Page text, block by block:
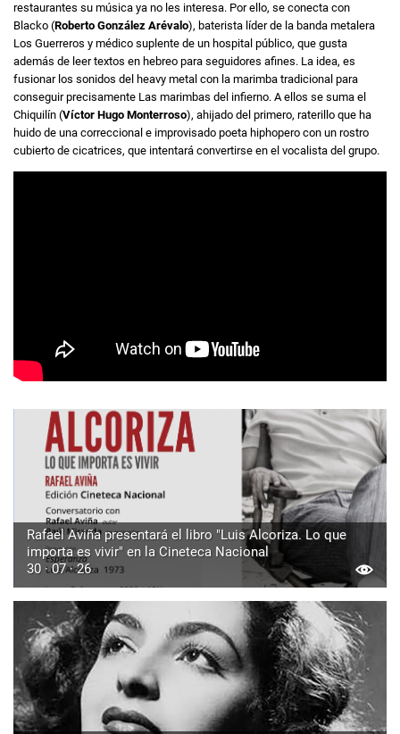
restaurantes su música ya no les interesa. Por ello, se conecta con
Blacko (Roberto González Arévalo), baterista líder de la banda metalera
Los Guerreros y médico suplente de un hospital público, que gusta
además de leer textos en hebreo para seguidores afines. La idea, es
fusionar los sonidos del heavy metal con la marimba tradicional para
conseguir precisamente Las marimbas del infierno. A ellos se suma el
Chiquilín (Víctor Hugo Monterroso), ahijado del primero, raterillo que ha
huido de una correccional e improvisado poeta hiphopero con un rostro
cubierto de cicatrices, que intentará convertirse en el vocalista del grupo.
Rafael Aviña presentará el libro "Luis Alcoriza. Lo que
importa es vivir" en la Cineteca Nacional
30 · 07 · 26